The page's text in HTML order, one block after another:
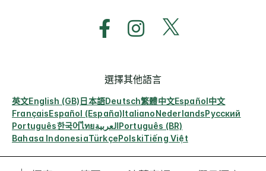
選擇其他語言
英文English (GB)日本語Deutsch繁體中文Español中文
FrançaisEspañol (España)ItalianoNederlandsРусский
Português한국어ไทยالعربيةPortuguês (BR)
Bahasa IndonesiaTürkçePolskiTiếng Việt